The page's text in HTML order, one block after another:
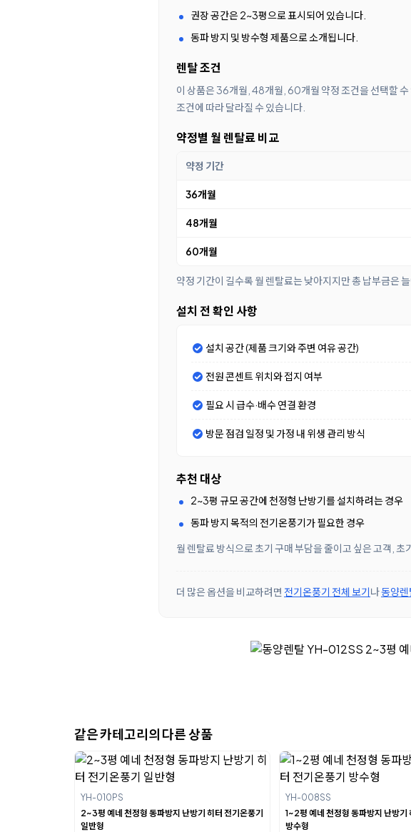
권장 공간은 2~3평으로 표시되어 있습니다.
동파 방지 및 방수형 제품으로 소개됩니다.
렌탈 조건
이 상품은 36개월, 48개월, 60개월 약정 조건을 선택할
조건에 따라 달라질 수 있습니다.
약정별 월 렌탈료 비교
약정 기간
36개월
48개월
60개월
약정 기간이 길수록 월 렌탈료는 낮아지지만 총 납부금은
설치 전 확인 사항
설치 공간 (제품 크기와 주변 여유 공간)
전원 콘센트 위치와 접지 여부
필요 시 급수·배수 연결 환경
방문 점검 일정 및 가정 내 위생 관리 방식
추천 대상
2~3평 규모 공간에 천정형 난방기를 설치하려는 경우
동파 방지 목적의 전기온풍기가 필요한 경우
월 렌탈료 방식으로 초기 구매 부담을 줄이고 싶은 고객,
더 많은 옵션을 비교하려면 전기온풍기 전체 보기나동양렌
같은 카테고리의 다른 상품
YH-010PS
2~3평 예네 천정형 동파방지 난방기 히터 전기온풍기
일반형
YH-008SS
1~2평 예네 천정형 동파방지 난방기
방수형